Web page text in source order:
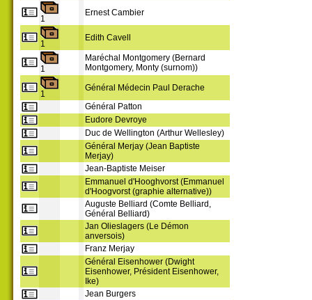
1
Ernest Cambier
1
Edith Cavell
1
Maréchal Montgomery (Bernard
Montgomery, Monty (surnom))
1
Général Médecin Paul Derache
Général Patton
Eudore Devroye
Duc de Wellington (Arthur Wellesley)
Général Merjay (Jean Baptiste
Merjay)
Jean-Baptiste Meiser
Emmanuel d'Hooghvorst (Emmanuel
d'Hoogvorst (graphie alternative))
Auguste Belliard (Comte Belliard,
Général Belliard)
Jan Olieslagers (Le Démon
anversois)
Franz Merjay
Général Eisenhower (Dwight
Eisenhower, Président Eisenhower,
Ike)
Jean Burgers